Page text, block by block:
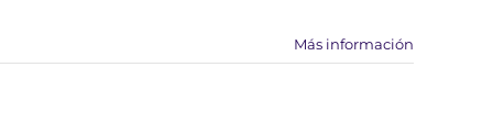
Más información